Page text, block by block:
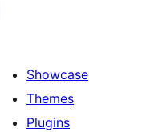
Showcase
Themes
Plugins